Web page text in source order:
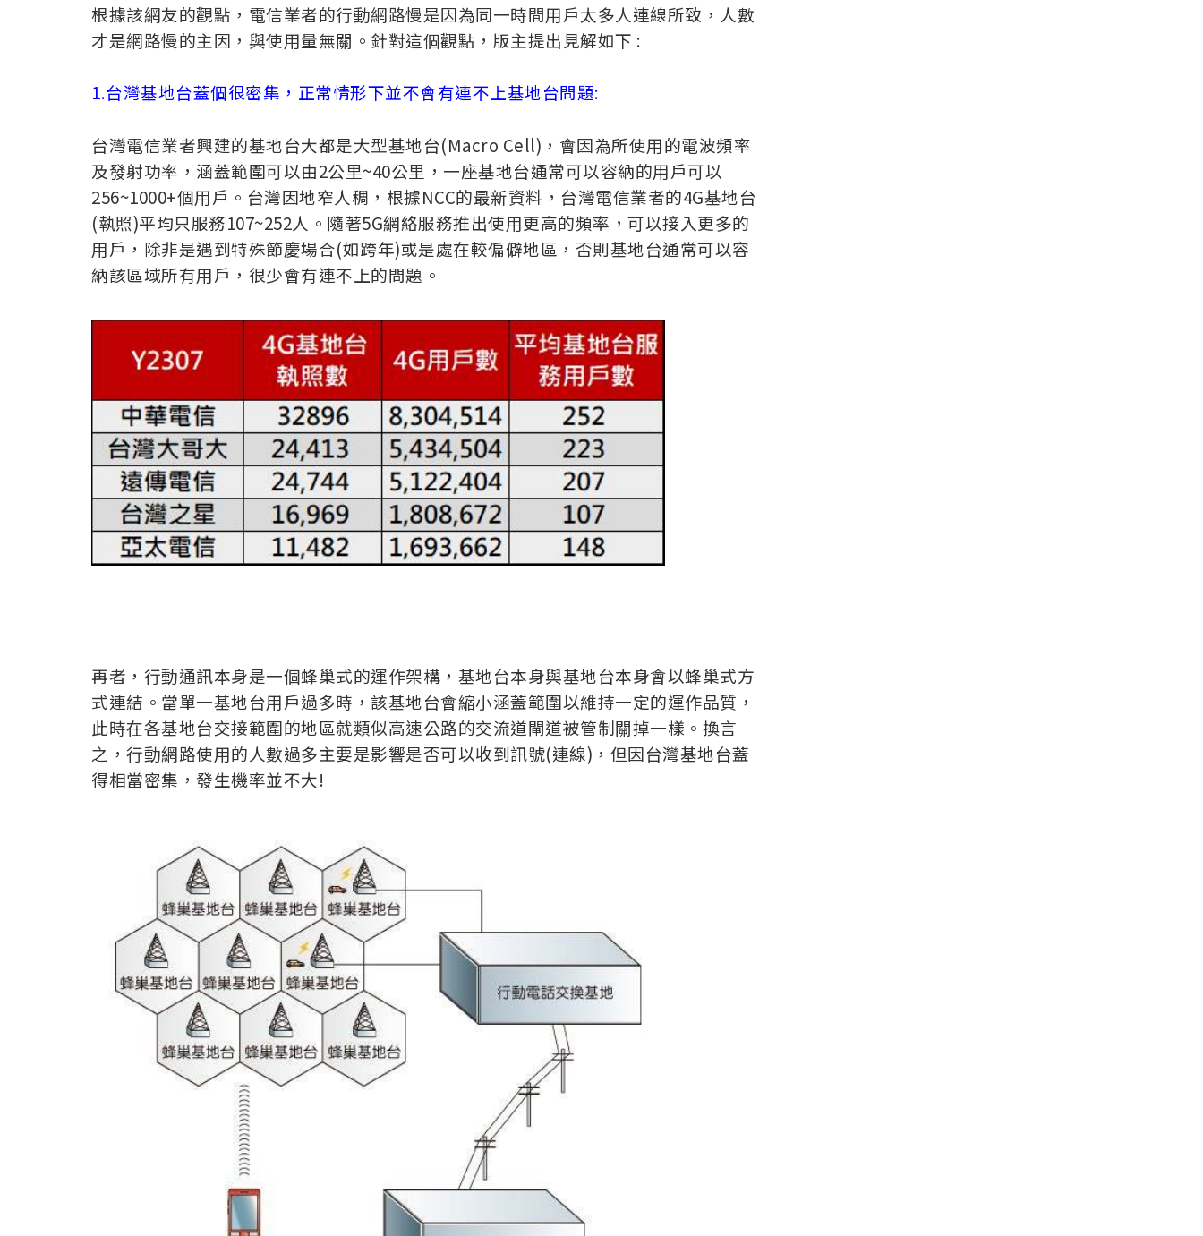
根據該網友的觀點，電信業者的行動網路慢是因為同一時間用戶太多人連線所致，人數
才是網路慢的主因，與使用量無關。針對這個觀點，版主提出見解如下 :
1.台灣基地台蓋個很密集，正常情形下並不會有連不上基地台問題:
台灣電信業者興建的基地台大都是大型基地台(Macro Cell)，會因為所使用的電波頻率
及發射功率，涵蓋範圍可以由2公里~40公里，一座基地台通常可以容納的用戶可以
256~1000+個用戶。台灣因地窄人稠，根據NCC的最新資料，台灣電信業者的4G基地台
(執照)平均只服務107~252人。隨著5G網絡服務推出使用更高的頻率，可以接入更多的
用戶，除非是遇到特殊節慶場合(如跨年)或是處在較偏僻地區，否則基地台通常可以容
納該區域所有用戶，很少會有連不上的問題。
再者，行動通訊本身是一個蜂巢式的運作架構，基地台本身與基地台本身會以蜂巢式方
式連結。當單一基地台用戶過多時，該基地台會縮小涵蓋範圍以維持一定的運作品質，
此時在各基地台交接範圍的地區就類似高速公路的交流道閘道被管制關掉一樣。換言
之，行動網路使用的人數過多主要是影響是否可以收到訊號(連線)，但因台灣基地台蓋
得相當密集，發生機率並不大!